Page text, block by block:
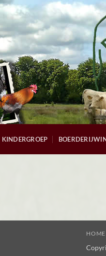
KINDERGROEP
HOME